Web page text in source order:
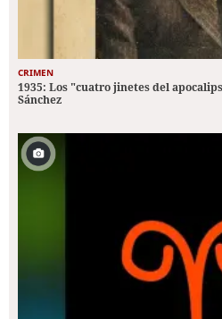
CRIMEN
1935: Los "cuatro jinetes del
Sánchez